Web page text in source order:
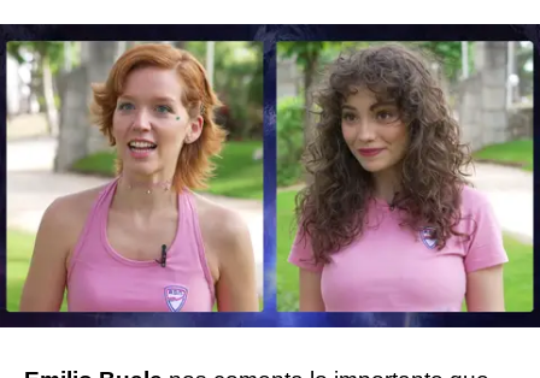
Carmen Pardo
Publicado: 17 de diciembre de 2022, 12:04
WhatsappFacebookTwitterFlipboard